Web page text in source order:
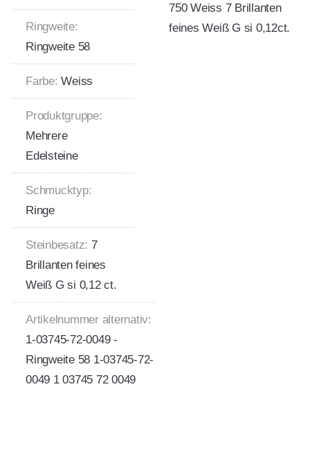
Ringweite:
Ringweite 58
Farbe: Weiss
Produktgruppe:
Mehrere
Edelsteine
Schmucktyp:
Ringe
Steinbesatz: 7
Brillanten feines
Weiß G si 0,12 ct.
Artikelnummer alternativ:
1-03745-72-0049 -
Ringweite 58 1-03745-72-
0049 1 03745 72 0049
750 Weiss 7 Brillanten
feines Weiß G si 0,12ct.